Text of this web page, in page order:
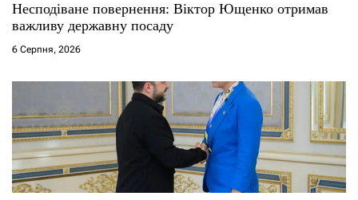
Несподіване повернення: Віктор Ющенко отримав
важливу державну посаду
6 Серпня, 2026